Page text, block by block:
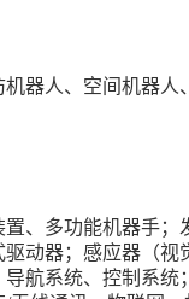
器人、空间机器人
、多功能机器手；
动器；感应器（视
航系统、控制系统